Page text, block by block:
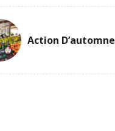
Action D’automne